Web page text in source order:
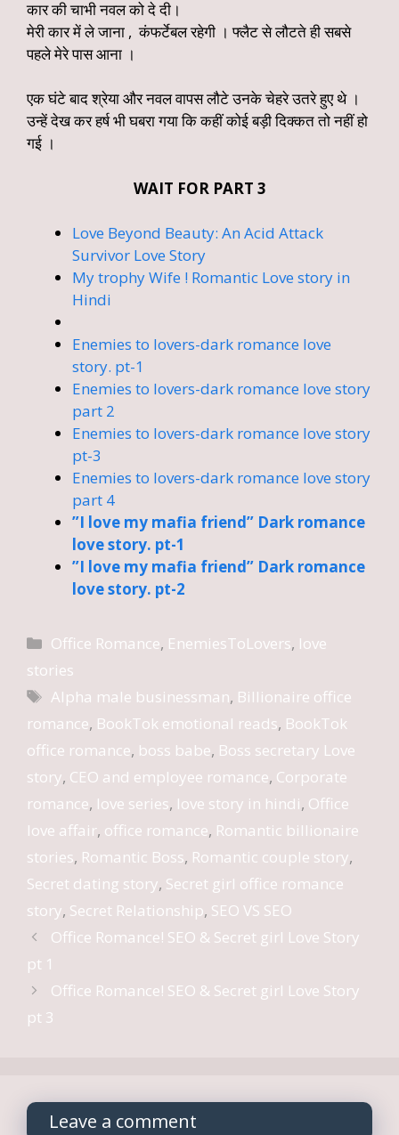
कार की चाभी नवल को दे दी।
मेरी कार में ले जाना , कंफर्टेबल रहेगी । फ्लैट से लौटते ही सबसे
पहले मेरे पास आना ।
एक घंटे बाद श्रेया और नवल वापस लौटे उनके चेहरे उतरे हुए थे ।
उन्हें देख कर हर्ष भी घबरा गया कि कहीं कोई बड़ी दिक्कत तो नहीं हो
गई ।
WAIT FOR PART 3
Love Beyond Beauty: An Acid Attack
Survivor Love Story
My trophy Wife ! Romantic Love story in
Hindi
Enemies to lovers-dark romance love
story. pt-1
Enemies to lovers-dark romance love story
part 2
Enemies to lovers-dark romance love story
pt-3
Enemies to lovers-dark romance love story
part 4
”I love my mafia friend” Dark romance
love story. pt-1
”I love my mafia friend” Dark romance
love story. pt-2
Categories
Office Romance, EnemiesToLovers, love
stories
Tags
Alpha male businessman, Billionaire office
romance, BookTok emotional reads, BookTok
office romance, boss babe, Boss secretary Love
story, CEO and employee romance, Corporate
romance, love series, love story in hindi, Office
love affair, office romance, Romantic billionaire
stories, Romantic Boss, Romantic couple story,
Secret dating story, Secret girl office romance
story, Secret Relationship, SEO VS SEO
Office Romance! SEO & Secret girl Love Story
pt 1
Office Romance! SEO & Secret girl Love Story
pt 3
Leave a comment